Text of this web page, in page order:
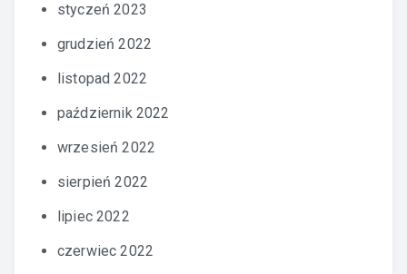
styczeń 2023
grudzień 2022
listopad 2022
październik 2022
wrzesień 2022
sierpień 2022
lipiec 2022
czerwiec 2022